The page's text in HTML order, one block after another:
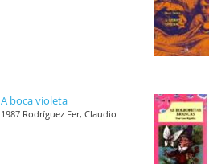
A boca violeta
1987 Rodríguez Fer, Claudio